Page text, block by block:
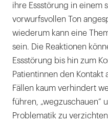
ihre Essstörung in einem
vorwurfsvollen Ton
wiederum kann eine
sein. Die Reaktionen
Essstörung bis hin zum
Patientinnen den Kontakt
Fällen kaum verhindert
führen, „wegzuschauen“
Problematik zu